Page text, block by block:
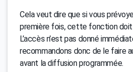
Cela veut dire que si vous
première fois, cette fonction doit
L’accès n’est pas donné
recommandons donc de le faire
avant la diffusion programmée.